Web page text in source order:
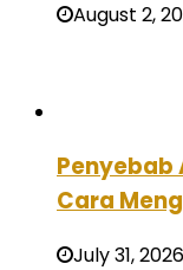
August 2,
Penyebab
Cara
July 31, 2026